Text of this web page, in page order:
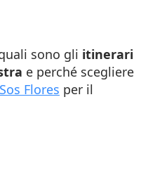
sono gli itinerari
e perché scegliere
Flores per il